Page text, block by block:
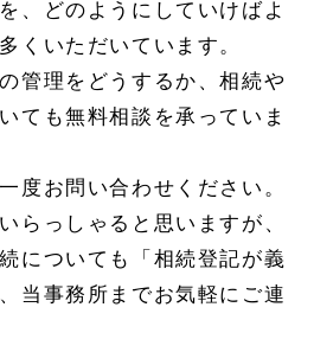
、どのようにしていけばよ
くいただいています。
管理をどうするか、相続や
ても無料相談を承っていま
度お問い合わせください。
らっしゃると思いますが、
についても「相続登記が義
当事務所までお気軽にご連